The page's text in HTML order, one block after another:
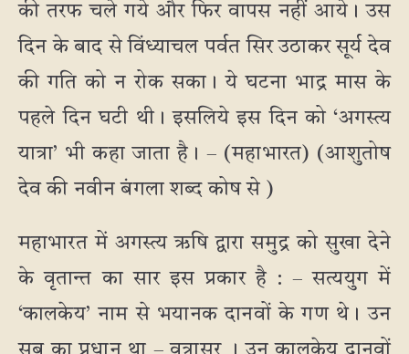
की तरफ चले गये और फिर वापस नहीं आये। उस
दिन के बाद से विंध्याचल पर्वत सिर उठाकर सूर्य देव
की गति को न रोक सका। ये घटना भाद्र मास के
पहले दिन घटी थी। इसलिये इस दिन को ‘अगस्त्य
यात्रा’ भी कहा जाता है। – (महाभारत) (आशुतोष
देव की नवीन बंगला शब्द कोष से )
महाभारत में अगस्त्य ऋषि द्वारा समुद्र को सुखा देने
के वृतान्त का सार इस प्रकार है : – सत्ययुग में
‘कालकेय’ नाम से भयानक दानवों के गण थे। उन